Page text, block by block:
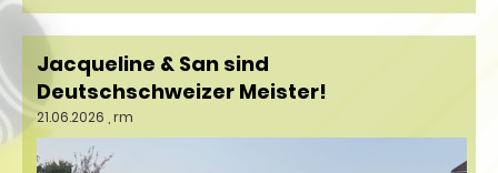
Jacqueline & San sind
Deutschschweizer Meister!
21.06.2026 , rm